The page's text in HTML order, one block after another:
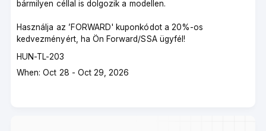
bármilyen céllal is dolgozik a modellen.
Használja az ’FORWARD' kuponkódot a 20%-os
kedvezményért, ha Ön Forward/SSA ügyfél!
Course
code
HUN-TL-203
Course
When: Oct 28 - Oct 29, 2026